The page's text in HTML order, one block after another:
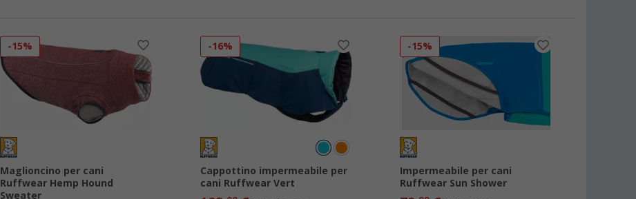
-15%
Maglioncino per cani
Ruffwear Hemp Hound
Sweater
-16%
Cappottino impermeabile per
cani Ruffwear Vert
-15%
Impermeabile per cani
Ruffwear Sun Shower